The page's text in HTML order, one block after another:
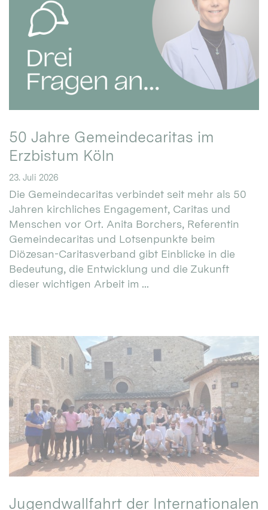
50 Jahre Gemeindecaritas im
Erzbistum Köln
23. Juli 2026
Die Gemeindecaritas verbindet seit mehr als 50
Jahren kirchliches Engagement, Caritas und
Menschen vor Ort. Anita Borchers, Referentin
Gemeindecaritas und Lotsenpunkte beim
Diözesan-Caritasverband gibt Einblicke in die
Bedeutung, die Entwicklung und die Zukunft
dieser wichtigen Arbeit im ...
Jugendwallfahrt der Internationalen